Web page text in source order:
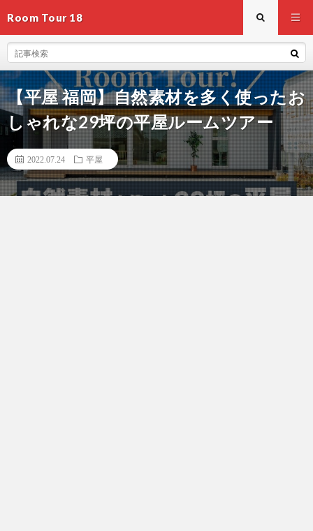
Room Tour 18
【平屋 福岡】自然素材を多く使ったお
しゃれな29坪の平屋ルームツアー
2022.07.24 平屋